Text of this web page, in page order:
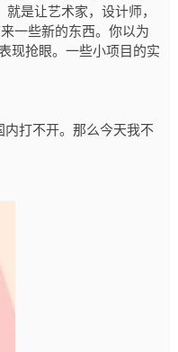
是让艺术家，设计师，
一些新的东西。你以为
现抢眼。一些小项目的实
内打不开。那么今天我不